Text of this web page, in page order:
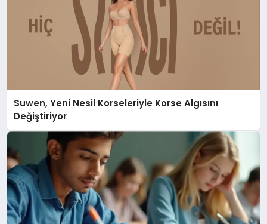
Suwen, Yeni Nesil Korseleriyle Korse Algısını
Değiştiriyor